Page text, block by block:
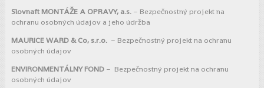
Slovnaft MONTÁŽE A OPRAVY, a.s.– Bezpečnostný projekt na
ochranu osobných údajov a jeho údržba
MAURICE WARD & Co, s.r.o. – Bezpečnostný projekt na ochranu
osobných údajov
ENVIRONMENTÁLNY FOND– Bezpečnostný projekt na ochranu
osobných údajov